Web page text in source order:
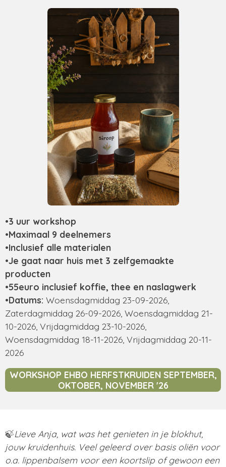
•3 uur workshop
•Maximaal 9 deelnemers
•Inclusief alle materialen
•Je gaat naar huis met 3 zelfgemaakte
producten
•55euro inclusief koffie, thee en naslagwerk
•Datums: Woensdagmiddag 23-09-2026,
Zaterdagmiddag 26-09-2026, Woensdagmiddag 21-
10-2026, Vrijdagmiddag 23-10-2026,
Woensdagmiddag 18-11-2026, Vrijdagmiddag 20-11-
2026
WORKSHOP EHBO HERFSTKRUIDEN SEPTEMBER,
OKTOBER, NOVEMBER '26
🍃Lieve Anja, wat was het genieten in je blokhut,
jouw kruidenhuis. Veel geleerd over basis oliën voor
o.a. lippenbalsem voor een koortslip of gewoon een